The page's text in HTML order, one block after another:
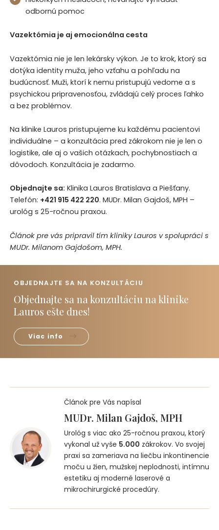
odbornú pomoc
Vazektómia je aj emocionálna cesta
Vazektómia nie je len lekársky výkon. Je to krok, ktorý sa
dotýka identity muža, jeho vzťahu a pohľadu na
budúcnosť. Muži, ktorí k nemu pristupujú vedome a s
psychickou pripravenosťou, zvládajú celý proces ľahko
a bez problémov.
Na klinike Lauros pristupujeme ku každému pacientovi
individuálne – a konzultácia pred zákrokom nie je len o
logistike, ale aj o vašich otázkach, pochybnostiach a
dôvodoch. Konzultácia je zadarmo.
Objednajte sa: Klinika Lauros Bratislava a Piešťany.
Telefón: +421 915 422 220. MUDr. Milan Gajdoš, MPH –
urológ s 25-ročnou praxou.
Článok pre vás pripravil tím kliniky Lauros v spolupráci s
MUDr. Milanom Gajdošom, MPH.
OBJEDNAJTE SA NA KONZULTÁCIU
Objednajte sa na konzultáciu na klinike
Lauros ešte dnes!
Viac info
Článok pre Vás napísal
MUDr. Milan Gajdoš, MPH
Urológ s viac ako 25-ročnou praxou, ktorý
vykonal už vyše 5.000 zákrokov. Vo svojej
praxi sa zameriava na liečbu inkontinencie
moču u žien, mužskej neplodnosti, intímnu
estetiku aj moderné laserové a
mikrochirurgické procedúry.